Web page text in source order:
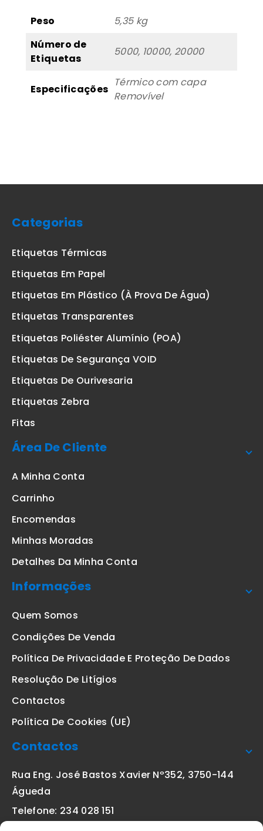
R500
Peso
5,35 kg
Número de
Etiquetas
5000, 10000, 20000
Especificações
Térmico com capa
Removível
Categorias
Etiquetas Térmicas
Etiquetas Em Papel
Etiquetas Em Plástico (à Prova De Água)
Etiquetas Transparentes
Etiquetas Poliéster Alumínio (POA)
Etiquetas De Segurança VOID
Etiquetas De Ourivesaria
Etiquetas Zebra
Fitas
Área De Cliente
A Minha Conta
Carrinho
Encomendas
Minhas Moradas
Detalhes Da Minha Conta
Informações
Quem Somos
Condições De Venda
Política De Privacidade E Proteção De Dados
Resolução De Litígios
Contactos
Política De Cookies (UE)
Contactos
Rua Eng. José Bastos Xavier Nº352, 3750-144
Águeda
Telefone: 234 028 151